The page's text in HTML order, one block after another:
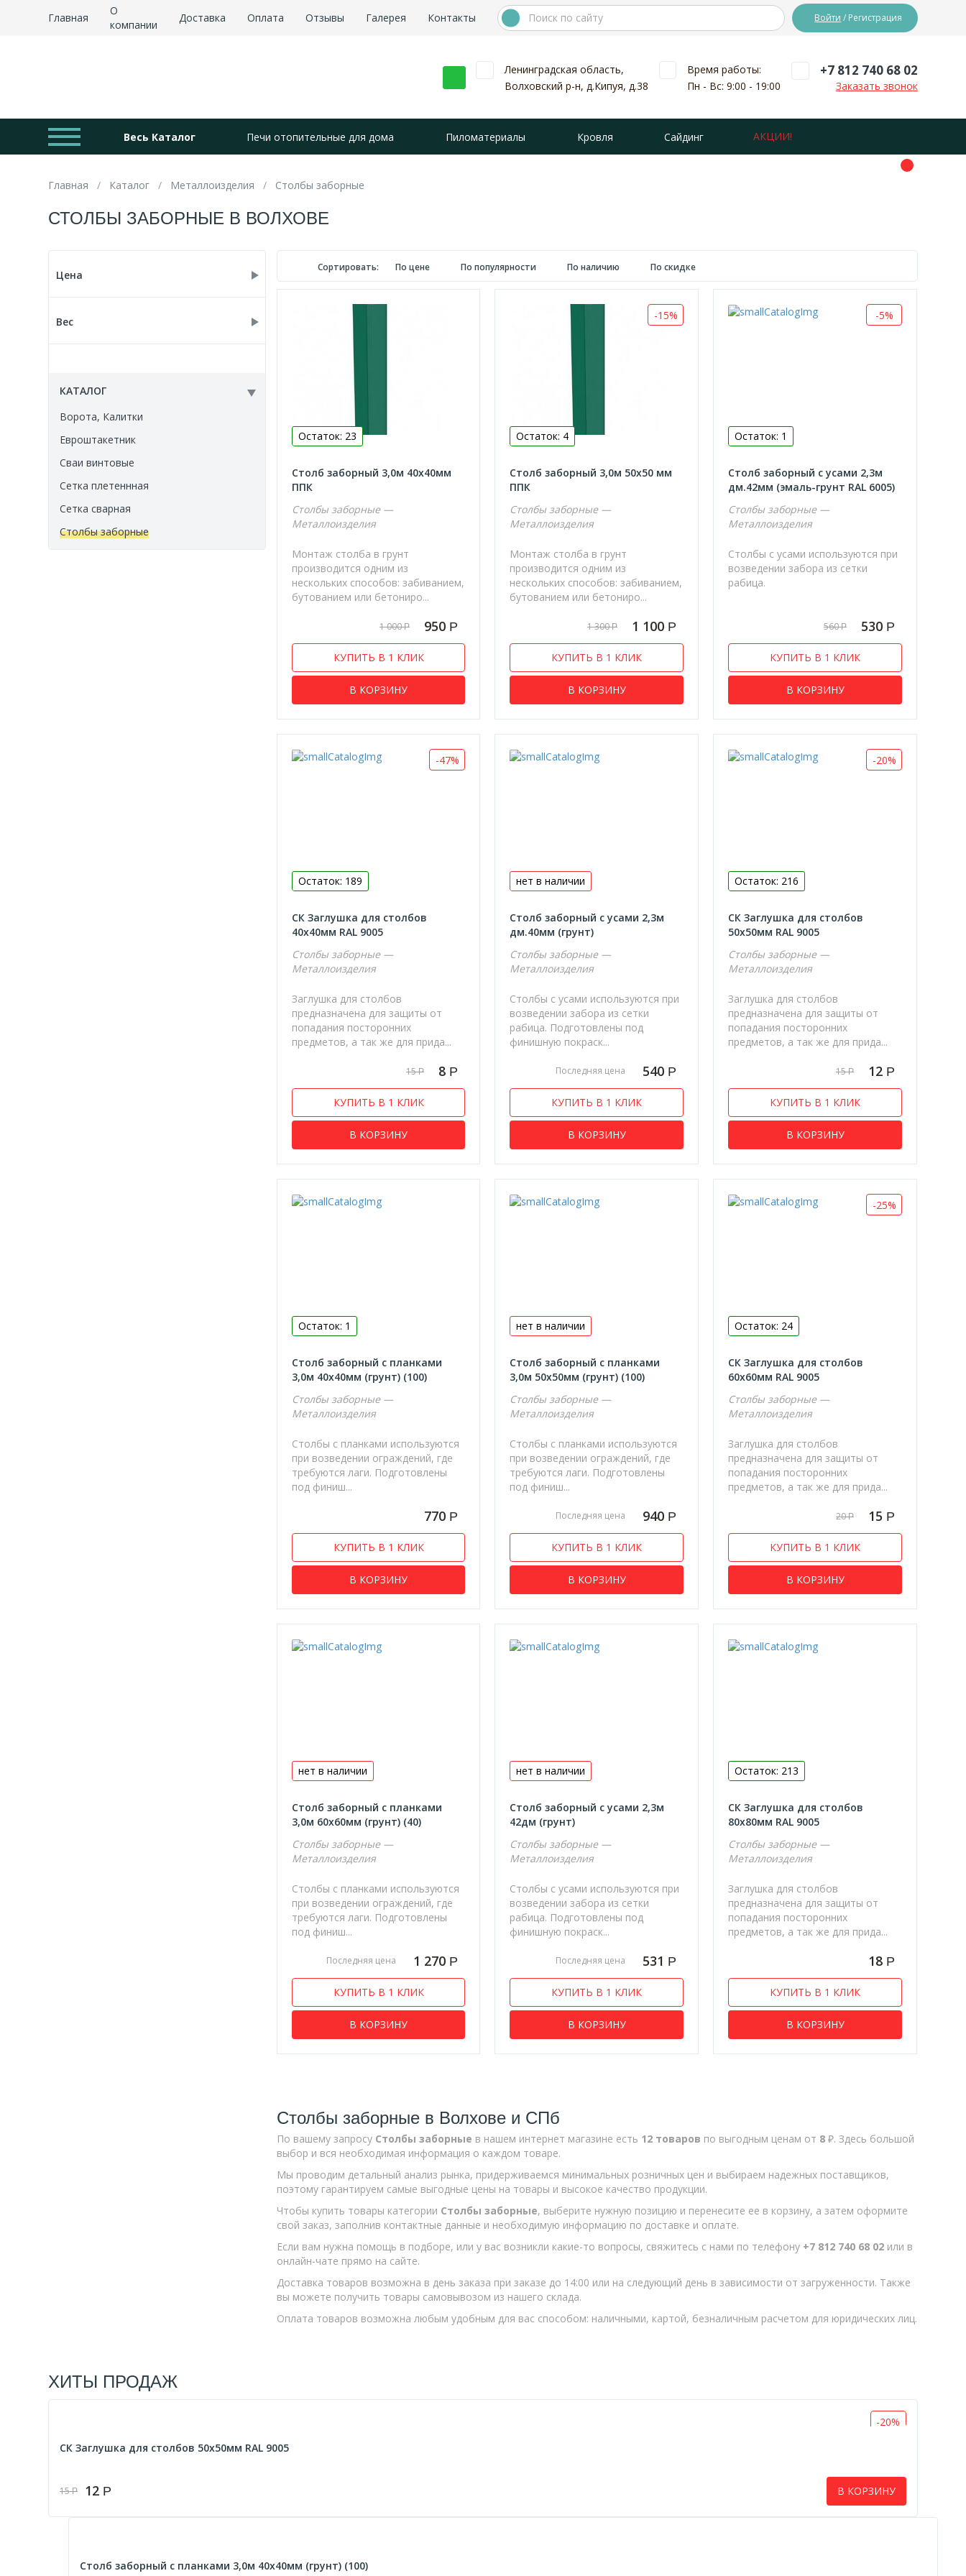
Главная
О
компании
Доставка Оплата Отзывы Галерея Контакты Войти / Регистрация
Ленинградская область,
Волховский р-н, д.Кипуя, д.38
Время работы:
Пн - Вс: 9:00 - 19:00
+7 812 740 68 02
Заказать звонок
Весь Каталог Печи отопительные для дома Пиломатериалы Кровля Сайдинг АКЦИИ!
Главная Каталог Металлоизделия Столбы заборные
СТОЛБЫ ЗАБОРНЫЕ В ВОЛХОВЕ
Цена
Вес
2.990
3.590
4.100
5.340
6.750
8.160
КАТАЛОГ
Ворота, Калитки
Евроштакетник
Сваи винтовые
Сетка плетеннная
Сетка сварная
Столбы заборные
Сортировать: По цене По популярности По наличию По скидке
Остаток: 23
Столб заборный 3,0м 40х40мм
ППК
Столбы заборные —
Металлоизделия
Монтаж столба в грунт
производится одним из
нескольких способов: забиванием,
бутованием или бетониро...
1 000Р 950 Р
КУПИТЬ В 1 КЛИК
В КОРЗИНУ
-15%
Остаток: 4
Столб заборный 3,0м 50х50 мм
ППК
Столбы заборные —
Металлоизделия
Монтаж столба в грунт
производится одним из
нескольких способов: забиванием,
бутованием или бетониро...
1 300Р 1 100 Р
КУПИТЬ В 1 КЛИК
В КОРЗИНУ
-5%
Остаток: 1
Столб заборный с усами 2,3м
дм.42мм (эмаль-грунт RAL 6005)
Столбы заборные —
Металлоизделия
Столбы с усами используются при
возведении забора из сетки
рабица.
560Р 530 Р
КУПИТЬ В 1 КЛИК
В КОРЗИНУ
-47%
Остаток: 189
СК Заглушка для столбов
40х40мм RAL 9005
Столбы заборные —
Металлоизделия
Заглушка для столбов
предназначена для защиты от
попадания посторонних
предметов, а так же для прида...
15Р 8 Р
КУПИТЬ В 1 КЛИК
В КОРЗИНУ
нет в наличии
Столб заборный с усами 2,3м
дм.40мм (грунт)
Столбы заборные —
Металлоизделия
Столбы с усами используются при
возведении забора из сетки
рабица. Подготовлены под
финишную покраск...
Последняя цена 540 Р
КУПИТЬ В 1 КЛИК
В КОРЗИНУ
-20%
Остаток: 216
СК Заглушка для столбов
50х50мм RAL 9005
Столбы заборные —
Металлоизделия
Заглушка для столбов
предназначена для защиты от
попадания посторонних
предметов, а так же для прида...
15Р 12 Р
КУПИТЬ В 1 КЛИК
В КОРЗИНУ
Остаток: 1
Столб заборный с планками
3,0м 40х40мм (грунт) (100)
Столбы заборные —
Металлоизделия
Столбы с планками используются
при возведении ограждений, где
требуются лаги. Подготовлены
под финиш...
770 Р
КУПИТЬ В 1 КЛИК
В КОРЗИНУ
нет в наличии
Столб заборный с планками
3,0м 50х50мм (грунт) (100)
Столбы заборные —
Металлоизделия
Столбы с планками используются
при возведении ограждений, где
требуются лаги. Подготовлены
под финиш...
Последняя цена 940 Р
КУПИТЬ В 1 КЛИК
В КОРЗИНУ
-25%
Остаток: 24
СК Заглушка для столбов
60х60мм RAL 9005
Столбы заборные —
Металлоизделия
Заглушка для столбов
предназначена для защиты от
попадания посторонних
предметов, а так же для прида...
20Р 15 Р
КУПИТЬ В 1 КЛИК
В КОРЗИНУ
нет в наличии
Столб заборный с планками
3,0м 60х60мм (грунт) (40)
Столбы заборные —
Металлоизделия
Столбы с планками используются
при возведении ограждений, где
требуются лаги. Подготовлены
под финиш...
Последняя цена 1 270 Р
КУПИТЬ В 1 КЛИК
В КОРЗИНУ
нет в наличии
Столб заборный с усами 2,3м
42дм (грунт)
Столбы заборные —
Металлоизделия
Столбы с усами используются при
возведении забора из сетки
рабица. Подготовлены под
финишную покраск...
Последняя цена 531 Р
КУПИТЬ В 1 КЛИК
В КОРЗИНУ
Остаток: 213
СК Заглушка для столбов
80х80мм RAL 9005
Столбы заборные —
Металлоизделия
Заглушка для столбов
предназначена для защиты от
попадания посторонних
предметов, а так же для прида...
18 Р
КУПИТЬ В 1 КЛИК
В КОРЗИНУ
Столбы заборные в Волхове и СПб
По вашему запросу Столбы заборные в нашем интернет магазине есть 12 товаров по выгодным ценам от 8₽. Здесь большой
выбор и вся необходимая информация о каждом товаре.
Мы проводим детальный анализ рынка, придерживаемся минимальных розничных цен и выбираем надежных поставщиков,
поэтому гарантируем самые выгодные цены на товары и высокое качество продукции.
Чтобы купить товары категории Столбы заборные, выберите нужную позицию и перенесите ее в корзину, а затем оформите
свой заказ, заполнив контактные данные и необходимую информацию по доставке и оплате.
Если вам нужна помощь в подборе, или у вас возникли какие-то вопросы, свяжитесь с нами по телефону +7 812 740 68 02или в
онлайн-чате прямо на сайте.
Доставка товаров возможна в день заказа при заказе до 14:00 или на следующий день в зависимости от загруженности. Также
вы можете получить товары самовывозом из нашего склада.
Оплата товаров возможна любым удобным для вас способом: наличными, картой, безналичным расчетом для юридических лиц.
ХИТЫ ПРОДАЖ
-20%
СК Заглушка для столбов 50х50мм RAL 9005
15Р 12 Р В КОРЗИНУ
Столб заборный с планками 3,0м 40х40мм (грунт) (100)